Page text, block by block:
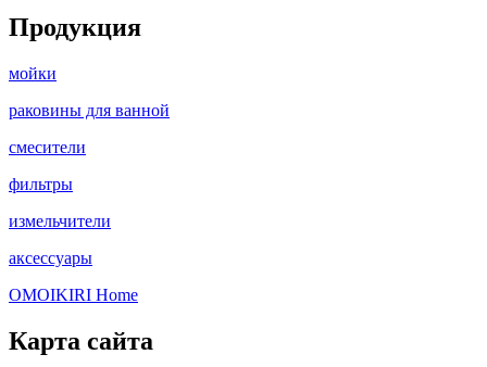
Продукция
мойки
раковины для ванной
смесители
фильтры
измельчители
аксессуары
OMOIKIRI Home
Карта сайта